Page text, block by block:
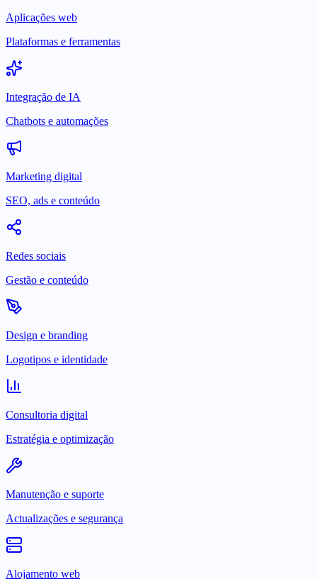
Aplicações web
Plataformas e ferramentas
Integração de IA
Chatbots e automações
Marketing digital
SEO, ads e conteúdo
Redes sociais
Gestão e conteúdo
Design e branding
Logotipos e identidade
Consultoria digital
Estratégia e optimização
Manutenção e suporte
Actualizações e segurança
Alojamento web